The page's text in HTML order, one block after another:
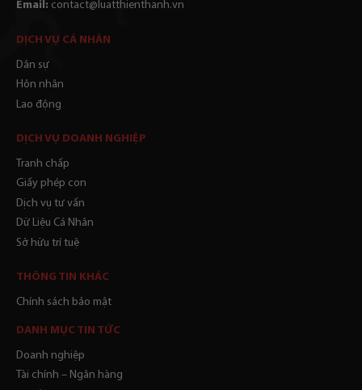
Email: contact@luatthienthanh.vn
DỊCH VỤ CÁ NHÂN
Dân sự
Hôn nhân
Lao động
DỊCH VỤ DOANH NGHIỆP
Tranh chấp
Giấy phép con
Dịch vụ tư vấn
Dữ Liệu Cá Nhân
Sở hữu trí tuệ
THÔNG TIN KHÁC
Chính sách bảo mật
DANH MỤC TIN TỨC
Doanh nghiệp
Tài chính – Ngân hàng